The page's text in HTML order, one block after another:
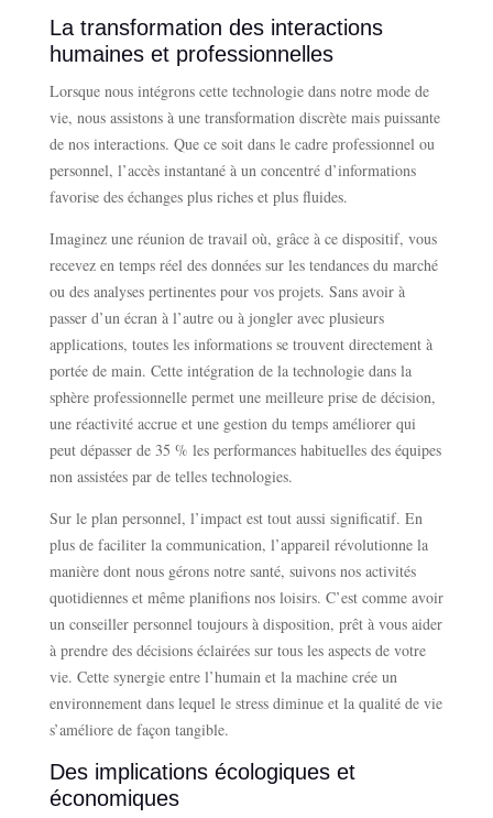
La transformation des interactions
humaines et professionnelles
Lorsque nous intégrons cette technologie dans notre mode de
vie, nous assistons à une transformation discrète mais puissante
de nos interactions. Que ce soit dans le cadre professionnel ou
personnel, l’accès instantané à un concentré d’informations
favorise des échanges plus riches et plus fluides.
Imaginez une réunion de travail où, grâce à ce dispositif, vous
recevez en temps réel des données sur les tendances du marché
ou des analyses pertinentes pour vos projets. Sans avoir à
passer d’un écran à l’autre ou à jongler avec plusieurs
applications, toutes les informations se trouvent directement à
portée de main. Cette intégration de la technologie dans la
sphère professionnelle permet une meilleure prise de décision,
une réactivité accrue et une gestion du temps améliorer qui
peut dépasser de 35 % les performances habituelles des équipes
non assistées par de telles technologies.
Sur le plan personnel, l’impact est tout aussi significatif. En
plus de faciliter la communication, l’appareil révolutionne la
manière dont nous gérons notre santé, suivons nos activités
quotidiennes et même planifions nos loisirs. C’est comme avoir
un conseiller personnel toujours à disposition, prêt à vous aider
à prendre des décisions éclairées sur tous les aspects de votre
vie. Cette synergie entre l’humain et la machine crée un
environnement dans lequel le stress diminue et la qualité de vie
s’améliore de façon tangible.
Des implications écologiques et
économiques